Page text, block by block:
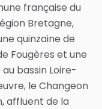
française du
Bretagne,
quinzaine de
Fougères et une
bassin Loire-
le Changeon
affluent de la